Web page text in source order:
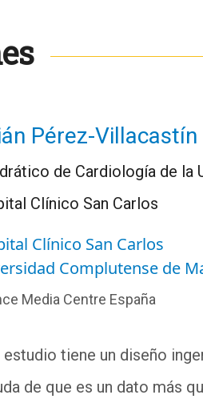
Pérez-Villacastín
de Cardiología de la
Clínico San Carlos
Clínico San Carlos
Complutense de
Media Centre España
estudio tiene un diseño
de que es un dato más